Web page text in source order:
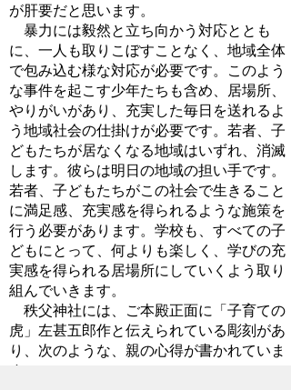
が肝要だと思います。
暴力には毅然と立ち向かう対応ととも
に、一人も取りこぼすことなく、地域全体
で包み込む様な対応が必要です。このよう
な事件を起こす少年たちも含め、居場所、
やりがいがあり、充実した毎日を送れるよ
う地域社会の仕掛けが必要です。若者、子
どもたちが居なくなる地域はいずれ、消滅
します。彼らは明日の地域の担い手です。
若者、子どもたちがこの社会で生きること
に満足感、充実感を得られるような施策を
行う必要があります。学校も、すべての子
どもにとって、何よりも楽しく、学びの充
実感を得られる居場所にしていくよう取り
組んでいきます。
秩父神社には、ご本殿正面に「子育ての
虎」左甚五郎作と伝えられている彫刻があ
り、次のような、親の心得が書かれていま
す。